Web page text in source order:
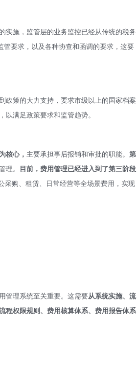
实施，监管层的业务监控已经从传统的税务
管要求，以及各种协查和函调的要求，这要
政策的大力支持，要求市级以上的国家档案
满足政策要求和监管趋势。
核心， 主要承担事后报销和审批的职能。第
理。 目前，费用管理已经进入到了第三阶段
采购、租赁、日常经营等全场景费用，实现
管理系统至关重要。这需要从系统实施、流
程权限规则、费用核算体系、费用报告体系